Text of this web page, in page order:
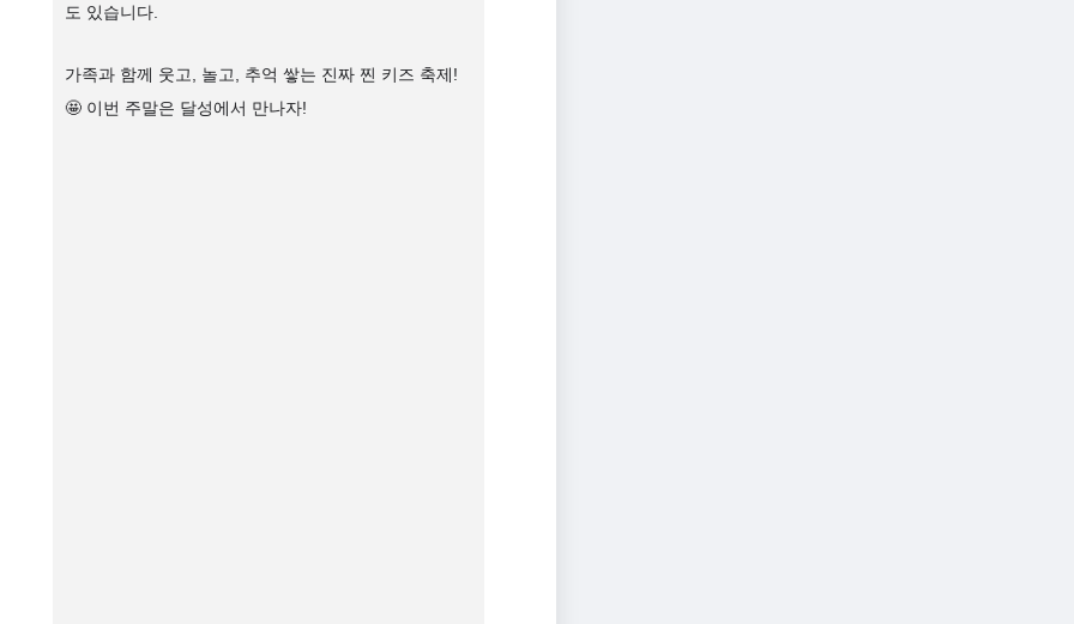
도 있습니다.
가족과 함께 웃고, 놀고, 추억 쌓는 진짜 찐 키즈 축제!
🤩 이번 주말은 달성에서 만나자!